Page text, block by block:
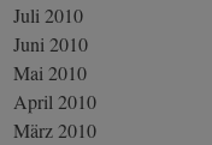
Juli 2010
Juni 2010
Mai 2010
April 2010
März 2010